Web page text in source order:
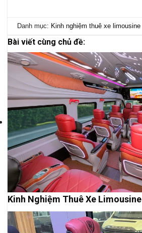
Danh mục: Kinh nghiệm thuê xe limousine
Bài viết cùng chủ đề:
Kinh Nghiệm Thuê Xe Limousine